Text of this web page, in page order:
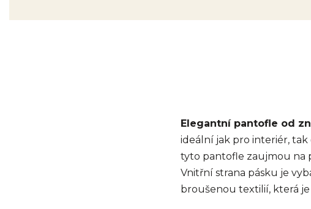
Elegantní pantofle od
ideální jak pro interiér,
tyto pantofle zaujmou na
Vnitřní strana pásku je
broušenou textilií, která